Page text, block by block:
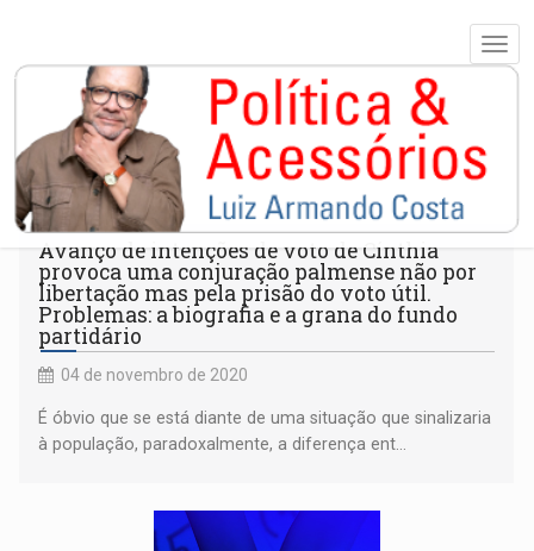
ALAN
Avanço de intenções de voto de Cínthia
provoca uma conjuração palmense não por
libertação mas pela prisão do voto útil.
Problemas: a biografia e a grana do fundo
partidário
04 de novembro de 2020
É óbvio que se está diante de uma situação que sinalizaria
à população, paradoxalmente, a diferença ent...